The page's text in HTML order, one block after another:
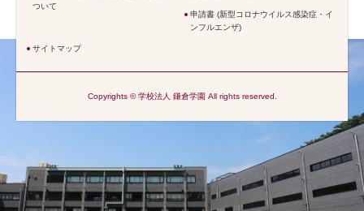
ついて
申請書 (新型コロナウイルス感染症・イ
ンフルエンザ)
サイトマップ
Copyrights © 学校法人 鎌倉学園 All rights reserved.